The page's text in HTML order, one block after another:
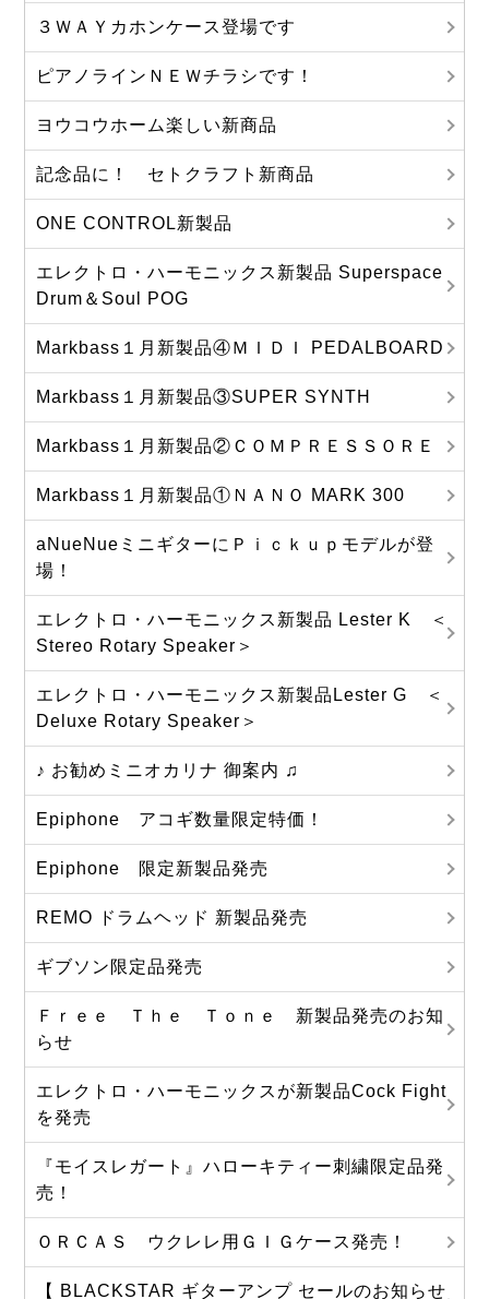
３ＷＡＹカホンケース登場です
ピアノラインＮＥＷチラシです！
ヨウコウホーム楽しい新商品
記念品に！ セトクラフト新商品
ONE CONTROL新製品
エレクトロ・ハーモニックス新製品 Superspace
Drum＆Soul POG
Markbass１月新製品④ＭＩＤＩ PEDALBOARD
Markbass１月新製品③SUPER SYNTH
Markbass１月新製品②ＣＯＭＰＲＥＳＳＯＲＥ
Markbass１月新製品①ＮＡＮＯ MARK 300
aNueNueミニギターにＰｉｃｋｕｐモデルが登
場！
エレクトロ・ハーモニックス新製品 Lester K ＜
Stereo Rotary Speaker＞
エレクトロ・ハーモニックス新製品Lester G ＜
Deluxe Rotary Speaker＞
♪ お勧めミニオカリナ 御案内 ♫
Epiphone アコギ数量限定特価！
Epiphone 限定新製品発売
REMO ドラムヘッド 新製品発売
ギブソン限定品発売
Ｆｒｅｅ Ｔｈｅ Ｔｏｎｅ 新製品発売のお知
らせ
エレクトロ・ハーモニックスが新製品Cock Fight
を発売
『モイスレガート』ハローキティー刺繍限定品発
売！
ＯＲＣＡＳ ウクレレ用ＧＩＧケース発売！
【 BLACKSTAR ギターアンプ セールのお知らせ